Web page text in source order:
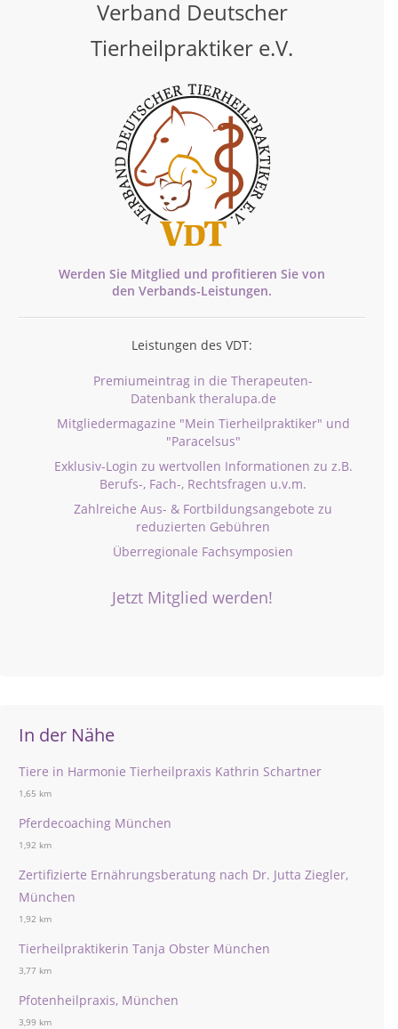
Verband Deutscher
Tierheilpraktiker e.V.
Werden Sie Mitglied und profitieren Sie von
den Verbands-Leistungen.
Leistungen des VDT:
Premiumeintrag in die Therapeuten-
Datenbank theralupa.de
Mitgliedermagazine "Mein Tierheilpraktiker" und
"Paracelsus"
Exklusiv-Login zu wertvollen Informationen zu z.B.
Berufs-, Fach-, Rechtsfragen u.v.m.
Zahlreiche Aus- & Fortbildungsangebote zu
reduzierten Gebühren
Überregionale Fachsymposien
Jetzt Mitglied werden!
In der Nähe
Tiere in Harmonie Tierheilpraxis Kathrin Schartner
1,65 km
Pferdecoaching München
1,92 km
Zertifizierte Ernährungsberatung nach Dr. Jutta Ziegler,
München
1,92 km
Tierheilpraktikerin Tanja Obster München
3,77 km
Pfotenheilpraxis, München
3,99 km